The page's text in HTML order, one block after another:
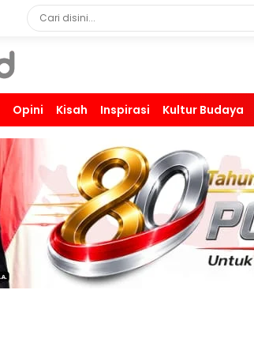
Opini Kisah Inspirasi Kultur Budaya